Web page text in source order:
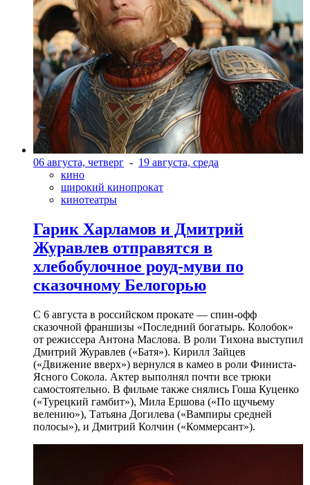
06 августа, четверг - 19 августа, среда
кино
широкий кинопрокат
кинотеатры
Гарик Харламов и Дмитрий
Журавлев отправятся в
хлебобулочное роуд-муви по
сказочному Белогорью
С 6 августа в российском прокате — спин-офф
сказочной франшизы «Последний богатырь. Колобок»
от режиссера Антона Маслова. В роли Тихона выступил
Дмитрий Журавлев («Батя»). Кирилл Зайцев
(«Движение вверх») вернулся в камео в роли Финиста-
Ясного Сокола. Актер выполнял почти все трюки
самостоятельно. В фильме также снялись Гоша Куценко
(«Турецкий гамбит»), Мила Ершова («По щучьему
велению»), Татьяна Догилева («Вампиры средней
полосы»), и Дмитрий Колчин («Коммерсант»).